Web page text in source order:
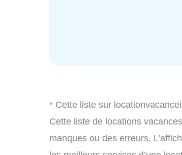
* Cette liste sur
Cette liste de locations
manques ou des erreurs.